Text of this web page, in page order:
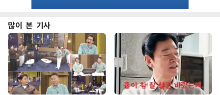
많이 본 기사